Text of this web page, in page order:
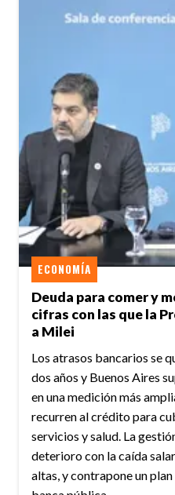
Deuda para comer y
cifras con las que la
a Milei
ECONOMÍA
Los atrasos bancarios se
dos años y Buenos Aires
en una medición más
recurren al crédito para
servicios y salud. La
deterioro con la caída
altas, y contrapone un